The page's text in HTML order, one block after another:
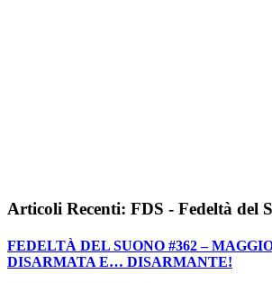
Articoli Recenti: FDS - Fedeltà del
FEDELTÀ DEL SUONO #362 –
DISARMATA E… DISARMANTE!